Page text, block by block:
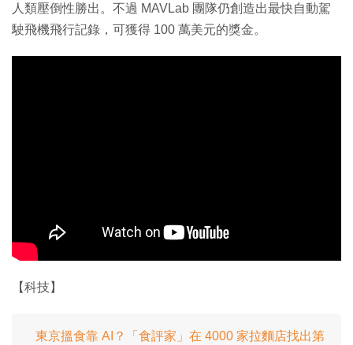
人類壓倒性勝出。不過 MAVLab 團隊仍創造出最快自動駕
駛飛機飛行記錄，可獲得 100 萬美元的獎金。
【科技】
東京搵食靠 AI？「食評家」在 4000 家拉麵店找出第